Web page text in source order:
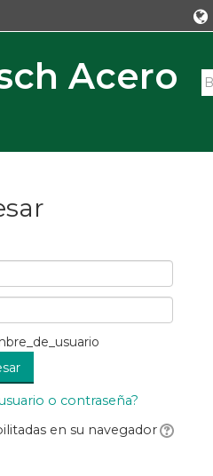
Acero
o contraseña?
en su navegador